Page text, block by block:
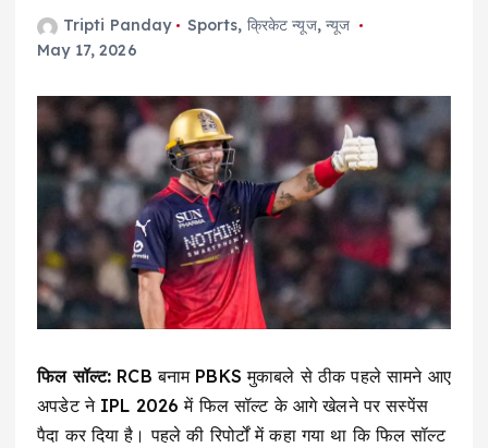
Tripti Panday Sports, क्रिकेट न्यूज,न्यूज
May 17, 2026
फिल सॉल्ट: RCB बनाम PBKS मुकाबले से ठीक पहले सामने आए
अपडेट ने IPL 2026 में फिल सॉल्ट के आगे खेलने पर सस्पेंस
पैदा कर दिया है। पहले की रिपोर्टों में कहा गया था कि फिल सॉल्ट